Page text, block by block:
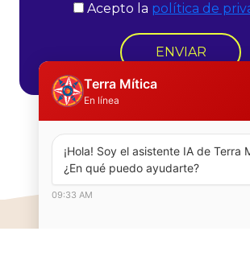
Acepto la política de
Terra Mítica
En línea
¡Hola! Soy el asistente IA de Terra
¿En qué puedo ayudarte?
09:33 AM